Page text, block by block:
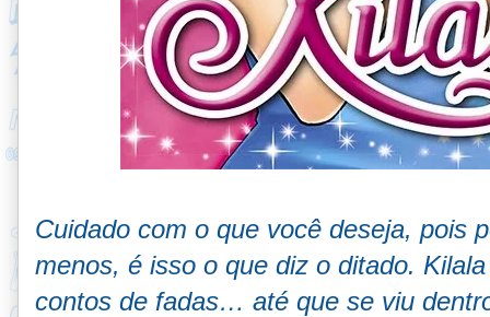
Cuidado com o que você deseja, pois
menos, é isso o que diz o ditado.
contos de fadas… até que se viu